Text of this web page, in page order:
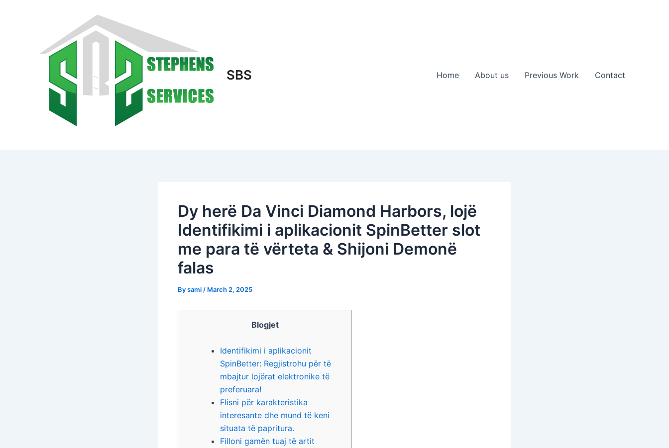
SBS Home About us Previous Work Contact
Dy herë Da Vinci Diamond Harbors, lojë
Identifikimi i aplikacionit SpinBetter slot
me para të vërteta & Shijoni Demonë
falas
Bysami / March 2, 2025
Blogjet
Identifikimi i aplikacionit
SpinBetter: Regjistrohu për të
mbajtur lojërat elektronike të
preferuara!
Flisni për karakteristika
interesante dhe mund të keni
situata të papritura.
Filloni gamën tuaj të artit